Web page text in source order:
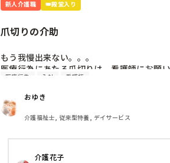
新人介護職 👑殿堂入り
爪切りの介助
もう我慢出来ない。。。
医療行為にあたる爪切りは、看護師にお願
それ以外は先輩に教わってって言われてるけ
ること自体が間違っているのに。。。
切らずに、綺麗な爪だけ
入職3年目のペーペーが20年以上のベテラ
も、何も変わらん。。。
られずどうしよう。。。
医療行為 入社 看護師
おゆき
介護福祉士, 従来型特養, デイサービス
介護花子